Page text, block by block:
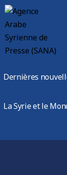
Dernières
La Syrie et le